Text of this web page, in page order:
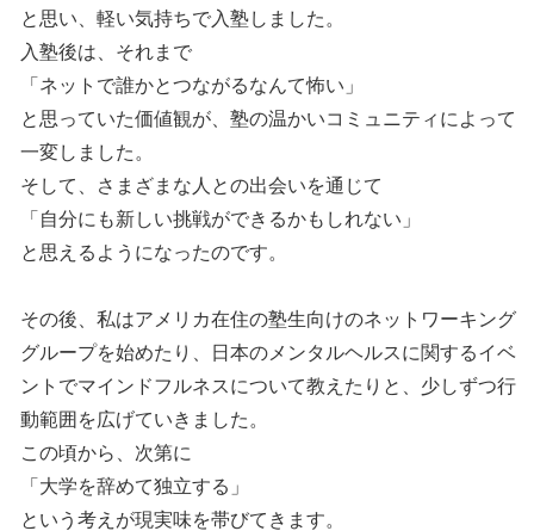
と思い、軽い気持ちで入塾しました。
入塾後は、それまで
「ネットで誰かとつながるなんて怖い」
と思っていた価値観が、塾の温かいコミュニティによって
一変しました。
そして、さまざまな人との出会いを通じて
「自分にも新しい挑戦ができるかもしれない」
と思えるようになったのです。
その後、私はアメリカ在住の塾生向けのネットワーキング
グループを始めたり、日本のメンタルヘルスに関するイベ
ントでマインドフルネスについて教えたりと、少しずつ行
動範囲を広げていきました。
この頃から、次第に
「大学を辞めて独立する」
という考えが現実味を帯びてきます。